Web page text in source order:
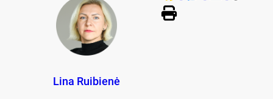
Lina Ruibienė